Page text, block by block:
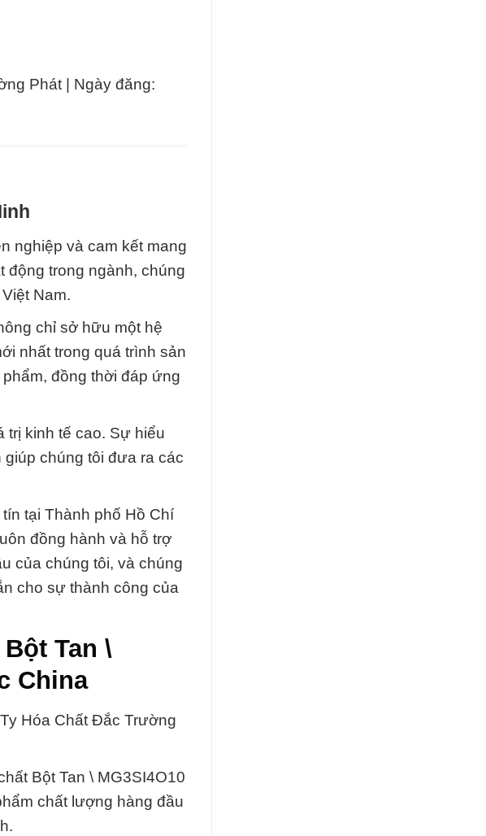
Phát | Ngày đăng:
nghiệp và cam kết mang
động trong ngành, chúng
Nam.
chỉ sở hữu một hệ
nhất trong quá trình sản
đồng thời đáp ứng
trị kinh tế cao. Sự hiểu
giúp chúng tôi đưa ra các
tại Thành phố Hồ Chí
đồng hành và hỗ trợ
của chúng tôi, và chúng
cho sự thành công của
Tan \
China
Hóa Chất Đắc Trường
Bột Tan \ MG3SI4O10
chất lượng hàng đầu